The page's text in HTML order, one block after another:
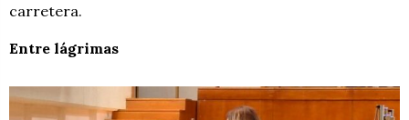
carretera.
Entre lágrimas